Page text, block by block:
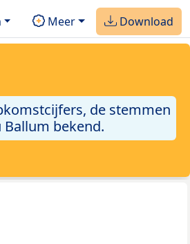
Meer Download
de stemmen
bekend.